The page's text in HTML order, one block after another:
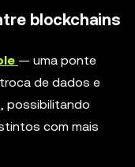
blockchains
— uma ponte
de dados e
possibilitando
com mais